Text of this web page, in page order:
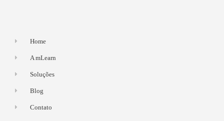
Home
A mLearn
Soluções
Blog
Contato